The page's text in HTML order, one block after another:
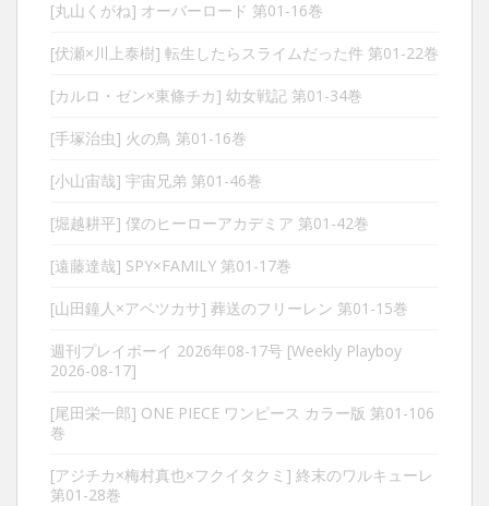
[丸山くがね] オーバーロード 第01-16巻
[伏瀬×川上泰樹] 転生したらスライムだった件 第01-22巻
[カルロ・ゼン×東條チカ] 幼女戦記 第01-34巻
[手塚治虫] 火の鳥 第01-16巻
[小山宙哉] 宇宙兄弟 第01-46巻
[堀越耕平] 僕のヒーローアカデミア 第01-42巻
[遠藤達哉] SPY×FAMILY 第01-17巻
[山田鐘人×アベツカサ] 葬送のフリーレン 第01-15巻
週刊プレイボーイ 2026年08-17号 [Weekly Playboy
2026-08-17]
[尾田栄一郎] ONE PIECE ワンピース カラー版 第01-106
巻
[アジチカ×梅村真也×フクイタクミ] 終末のワルキューレ
第01-28巻